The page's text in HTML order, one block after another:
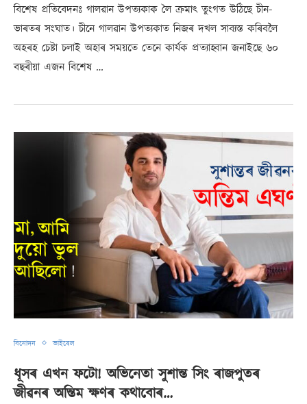
বিশেষ প্ৰতিবেদনঃ গালৱান উপত্যকাক লৈ ক্ৰমাৎ তুংগত উঠিছে চীন-
ভাৰতৰ সংঘাত। চীনে গালৱান উপত্যকাত নিজৰ দখল সাব্যস্ত কৰিবলৈ
অহৰহ চেষ্টা চলাই অহাৰ সময়তে তেনে কাৰ্যক প্ৰত্যাহ্বান জনাইছে ৬০
বছৰীয়া এজন বিশেষ …
বিনোদন ভাইৰেল
ধূসৰ এখন ফটো! অভিনেতা সুশান্ত সিং ৰাজপুতৰ
জীৱনৰ অন্তিম ক্ষণৰ কথাবোৰ…